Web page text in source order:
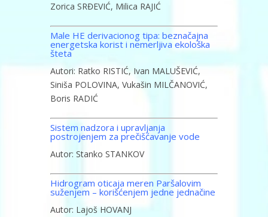
Zorica SRĐEVIĆ, Milica RAJIĆ
Male HE derivacionog tipa: beznačajna
energetska korist i nemerljiva ekološka
šteta
Autori: Ratko RISTIĆ, Ivan MALUŠEVIĆ,
Siniša POLOVINA, Vukašin MILČANOVIĆ,
Boris RADIĆ
Sistem nadzora i upravljanja
postrojenjem za prečišćavanje vode
Autor: Stanko STANKOV
Hidrogram oticaja meren Paršalovim
suženjem – korišćenjem jedne jednačine
Autor: Lajoš HOVANJ